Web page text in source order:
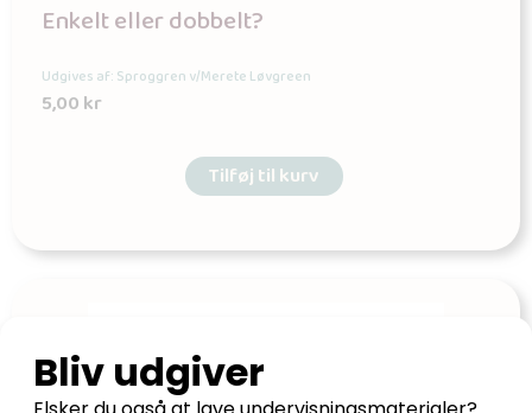
Enkelt eller dobbelt?
Udgives af: Sproggren v/Merete Løvgreen
5,00kr
Tilføj til kurv